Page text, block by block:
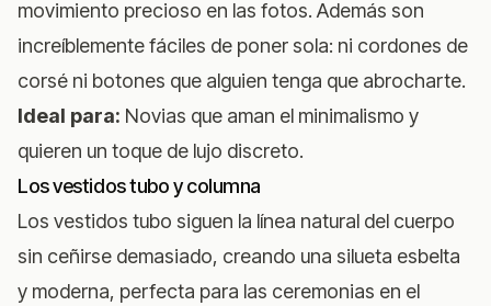
movimiento precioso en las fotos. Además son
increíblemente fáciles de poner sola: ni cordones de
corsé ni botones que alguien tenga que abrocharte.
Ideal para: Novias que aman el minimalismo y
quieren un toque de lujo discreto.
Los vestidos tubo y columna
Los vestidos tubo siguen la línea natural del cuerpo
sin ceñirse demasiado, creando una silueta esbelta
y moderna, perfecta para las ceremonias en el